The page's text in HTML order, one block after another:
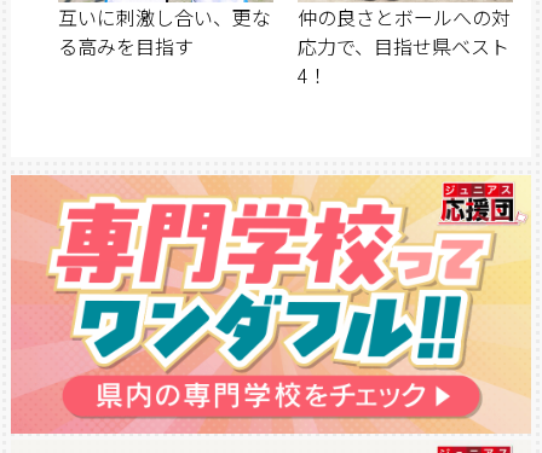
互いに刺激し合い、更な
る高みを目指す
仲の良さとボールへの対
応力で、目指せ県ベスト
4！